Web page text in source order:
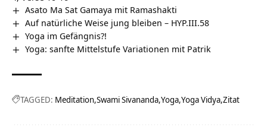
Asato Ma Sat Gamaya mit Ramashakti
Auf natürliche Weise jung bleiben – HYP.III.58
Yoga im Gefängnis?!
Yoga: sanfte Mittelstufe Variationen mit Patrik
TAGGED: Meditation Swami Sivananda Yoga Yoga Vidya Zitat